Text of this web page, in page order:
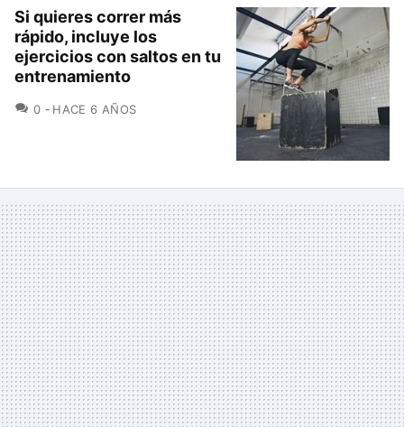
Si quieres correr más
rápido, incluye los
ejercicios con saltos en tu
entrenamiento
0 COMENTARIOS
HACE 6 AÑOS